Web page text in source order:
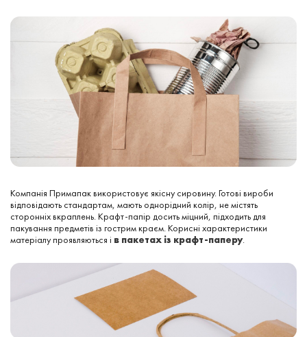
Компанія Примапак використовує якісну сировину. Готові вироби
відповідають стандартам, мають однорідний колір, не містять
сторонніх вкраплень. Крафт-папір досить міцний, підходить для
пакування предметів із гострим краєм. Корисні характеристики
матеріалу проявляються і в пакетах із крафт-паперу.